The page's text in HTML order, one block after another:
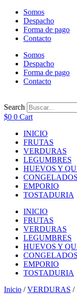
contenido
Somos
Despacho
Forma de pago
Contacto
Somos
Despacho
Forma de pago
Contacto
Search
$0 0 Cart
INICIO
FRUTAS
VERDURAS
LEGUMBRES
HUEVOS Y
CONGELADOS
EMPORIO
TOSTADURIA
INICIO
FRUTAS
VERDURAS
LEGUMBRES
HUEVOS Y
CONGELADOS
EMPORIO
TOSTADURIA
Inicio /VERDURAS /